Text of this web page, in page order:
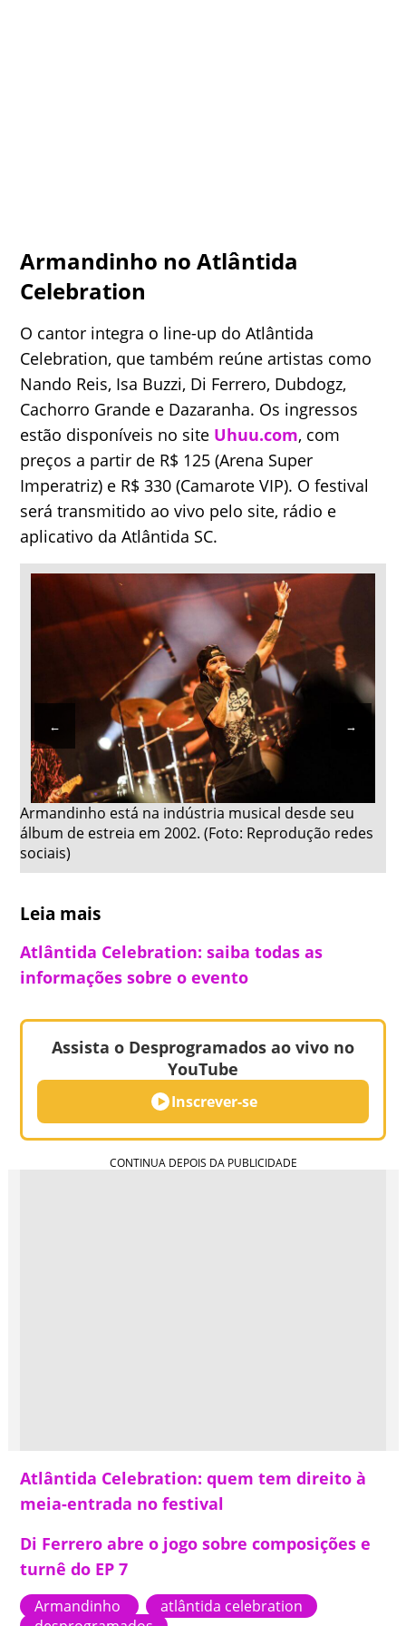
Armandinho no Atlântida
Celebration
O cantor integra o line-up do Atlântida
Celebration, que também reúne artistas como
Nando Reis, Isa Buzzi, Di Ferrero, Dubdogz,
Cachorro Grande e Dazaranha. Os ingressos
estão disponíveis no site Uhuu.com, com
preços a partir de R$ 125 (Arena Super
Imperatriz) e R$ 330 (Camarote VIP). O festival
será transmitido ao vivo pelo site, rádio e
aplicativo da Atlântida SC.
Armandinho está na indústria musical desde seu
álbum de estreia em 2002. (Foto: Reprodução redes
sociais)
← →
Leia mais
Atlântida Celebration: saiba todas as
informações sobre o evento
Assista o Desprogramados ao vivo no
YouTube
Inscrever-se
Atlântida Celebration: quem tem direito à
meia-entrada no festival
Di Ferrero abre o jogo sobre composições e
turnê do EP 7
Armandinho
atlântida celebration